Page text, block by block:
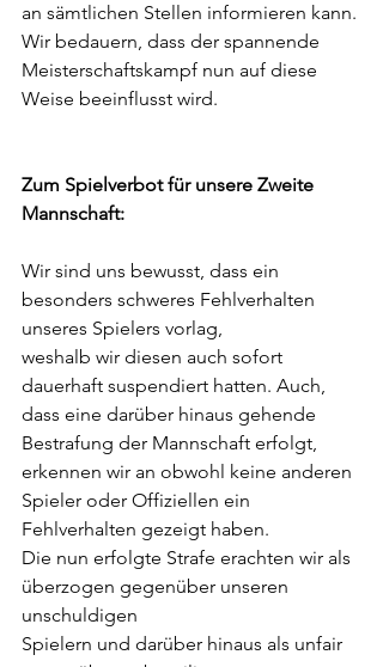
an sämtlichen Stellen informieren kann.
Wir bedauern, dass der spannende
Meisterschaftskampf nun auf diese
Weise beeinflusst wird.
Zum Spielverbot für unsere Zweite
Mannschaft:
Wir sind uns bewusst, dass ein
besonders schweres Fehlverhalten
unseres Spielers vorlag,
weshalb wir diesen auch sofort
dauerhaft suspendiert hatten. Auch,
dass eine darüber hinaus gehende
Bestrafung der Mannschaft erfolgt,
erkennen wir an obwohl keine anderen
Spieler oder Offiziellen ein
Fehlverhalten gezeigt haben.
Die nun erfolgte Strafe erachten wir als
überzogen gegenüber unseren
unschuldigen
Spielern und darüber hinaus als unfair